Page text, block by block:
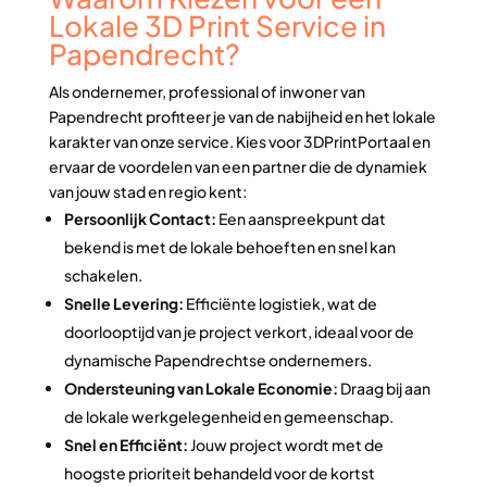
Lokale 3D Print Service in
Papendrecht?
Als ondernemer, professional of inwoner van
Papendrecht profiteer je van de nabijheid en het lokale
karakter van onze service. Kies voor 3DPrintPortaal en
ervaar de voordelen van een partner die de dynamiek
van jouw stad en regio kent:
Persoonlijk Contact: Een aanspreekpunt dat
bekend is met de lokale behoeften en snel kan
schakelen.
Snelle Levering: Efficiënte logistiek, wat de
doorlooptijd van je project verkort, ideaal voor de
dynamische Papendrechtse ondernemers.
Ondersteuning van Lokale Economie: Draag bij aan
de lokale werkgelegenheid en gemeenschap.
Snel en Efficiënt:Jouw project wordt met de
hoogste prioriteit behandeld voor de kortst